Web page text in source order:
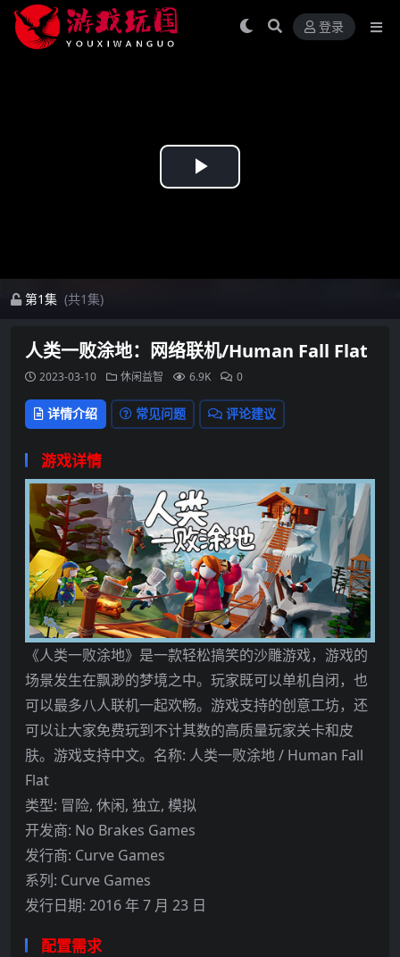
登录
Play
第1集 (共1集)
人类一败涂地：网络联机/Human Fall Flat
2023-03-10 休闲益智 6.9K 0
详情介绍 常见问题 评论建议
游戏详情
《人类一败涂地》是一款轻松搞笑的沙雕游戏，游戏的
场景发生在飘渺的梦境之中。玩家既可以单机自闭，也
可以最多八人联机一起欢畅。游戏支持的创意工坊，还
可以让大家免费玩到不计其数的高质量玩家关卡和皮
肤。游戏支持中文。名称: 人类一败涂地 / Human Fall
Flat
类型: 冒险, 休闲, 独立, 模拟
开发商: No Brakes Games
发行商: Curve Games
系列: Curve Games
发行日期: 2016 年 7 月 23 日
配置需求